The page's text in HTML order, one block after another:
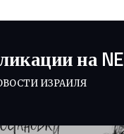
на
ИЗРАИЛЯ